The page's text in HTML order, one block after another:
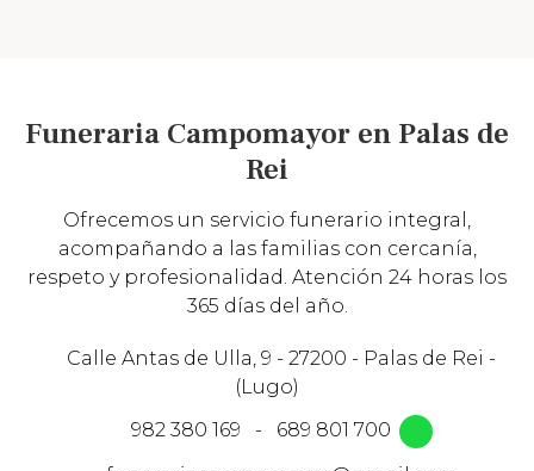
Funeraria Campomayor en Palas de
Rei
Ofrecemos un servicio funerario integral,
acompañando a las familias con cercanía,
respeto y profesionalidad. Atención 24 horas los
365 días del año.
Calle Antas de Ulla, 9 - 27200 - Palas de Rei -
(Lugo)
982 380 169
-
689 801 700